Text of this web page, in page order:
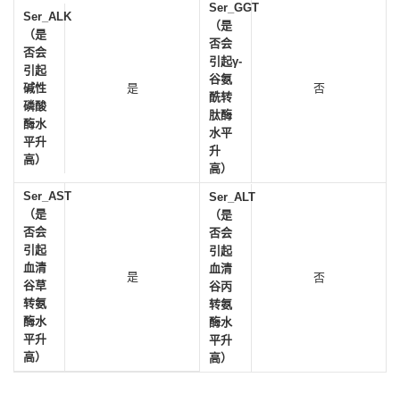
Ser_ALK
（是
否会
引起
碱性
磷酸
酶水
平升
高）
是
Ser_GGT
（是
否会
引起γ-
谷氨
酰转
肽酶
水平
升
高）
否
Ser_AST
（是
否会
引起
血清
谷草
转氨
酶水
平升
高）
是
Ser_ALT
（是
否会
引起
血清
谷丙
转氨
酶水
平升
高）
否